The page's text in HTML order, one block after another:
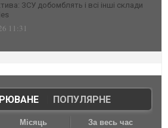
ЗСУ добомблять і всі інші склади
11:31
| ПОПУЛЯРНЕ
Місяць За весь час